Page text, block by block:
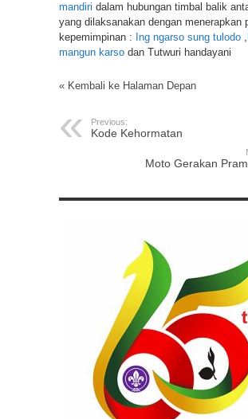
mandiri dalam hubungan timbal balik
yang dilaksanakan dengan menerapkan
kepemimpinan : Ing ngarso sung tulodo ,
mangun karso dan Tutwuri handayani
« Kembali ke Halaman Depan
Previous:
Kode Kehormatan
Moto Gerakan